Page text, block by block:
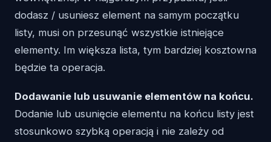
dodasz / usuniesz element na samym początku
listy, musi on przesunąć wszystkie istniejące
elementy. Im większa lista, tym bardziej kosztowna
będzie ta operacja.
Dodawanie lub usuwanie elementów na końcu.
Dodanie lub usunięcie elementu na końcu listy jest
stosunkowo szybką operacją i nie zależy od